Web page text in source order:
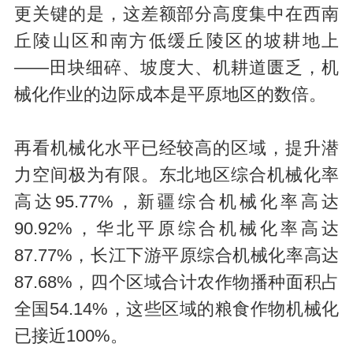
更关键的是，这差额部分高度集中在西南
丘陵山区和南方低缓丘陵区的坡耕地上
——田块细碎、坡度大、机耕道匮乏，机
械化作业的边际成本是平原地区的数倍。
再看机械化水平已经较高的区域，提升潜
力空间极为有限。东北地区综合机械化率
高达95.77%，新疆综合机械化率高达
90.92%，华北平原综合机械化率高达
87.77%，长江下游平原综合机械化率高达
87.68%，四个区域合计农作物播种面积占
全国54.14%，这些区域的粮食作物机械化
已接近100%。